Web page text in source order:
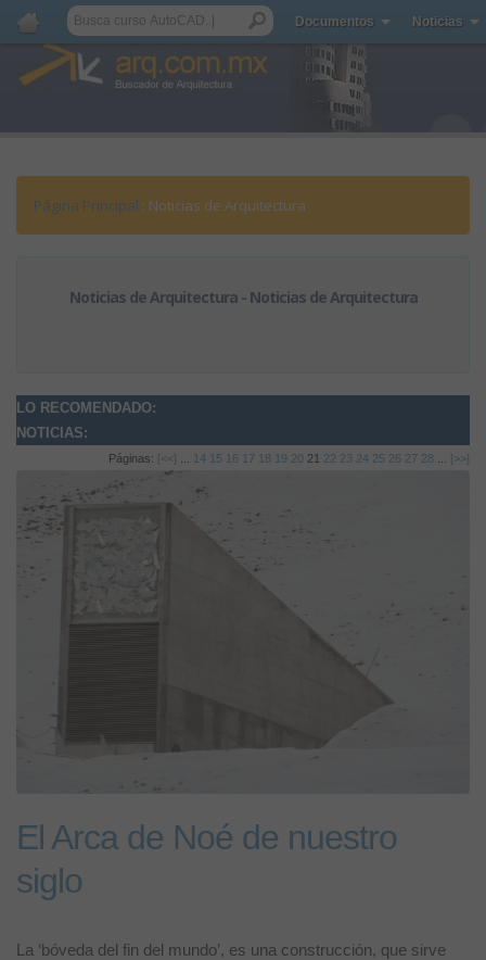
Documentos Noticias
Página Principal : Noticias de Arquitectura
Noticias de Arquitectura - Noticias de Arquitectura
LO RECOMENDADO:
NOTICIAS:
Páginas: [<<] 14 15 16 17 18 19 20 21 22 23 24 25 26 27 28 [>>]
El Arca de Noé de nuestro
siglo
La ‘bóveda del fin del mundo’, es una construcción, que sirve